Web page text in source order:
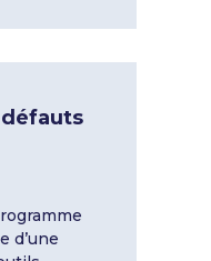
d’une